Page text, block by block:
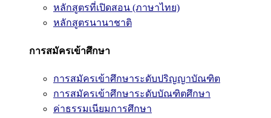
หลักสูตรที่เปิดสอน (ภาษาไทย)
หลักสูตรนานาชาติ
การสมัครเข้าศึกษา
การสมัครเข้าศึกษาระดับปริญญาบัณฑิต
การสมัครเข้าศึกษาระดับบัณฑิตศึกษา
ค่าธรรมเนียมการศึกษา